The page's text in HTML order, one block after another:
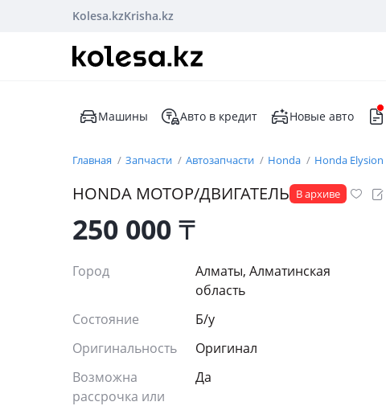
Kolesa.kzKrisha.kz
Машины Авто в кредит Новые авто
Главная Запчасти Автозапчасти Honda Honda Elysion
HONDA МОТОР/ДВИГАТЕЛЬ В архиве
250 000₸
Город
Алматы, Алматинская
область
Состояние
Б/y
Оригинальность
Оригинал
Возможна
рассрочка или
Да